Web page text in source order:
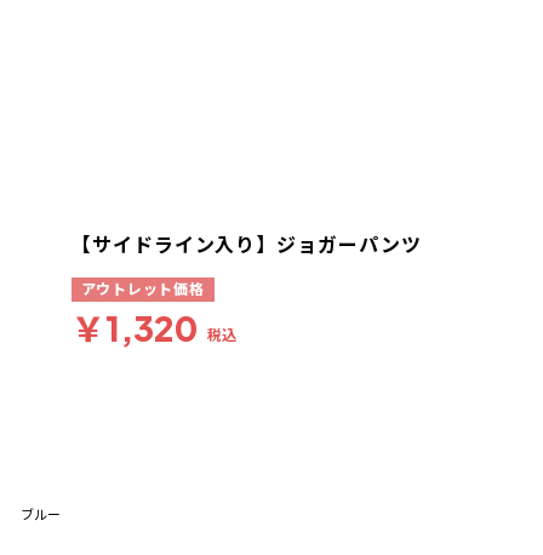
ブルー
【サイドライン入り】ジョガーパンツ
アウトレット価格
￥1,320 税込